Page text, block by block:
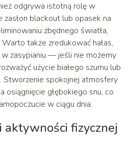
odgrywa istotną rolę w
blackout lub opasek na
zbędnego światła,
także zredukować hałas,
zasypianiu — jeśli nie możemy
użycie białego szumu lub
Stworzenie spokojnej atmosfery
osiągnięcie głębokiego snu, co
w ciągu dnia.
aktywności fizycznej